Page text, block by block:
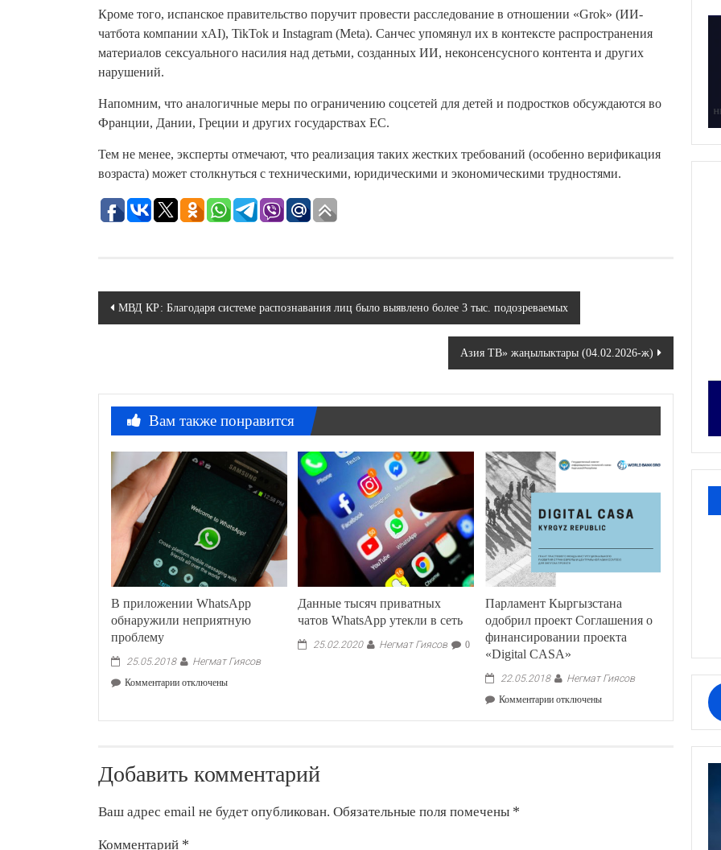
Кроме того, испанское правительство поручит провести расследование в отношении «Grok» (ИИ-
чатбота компании xAI), TikTok и Instagram (Meta). Санчес упомянул их в контексте распространения
материалов сексуального насилия над детьми, созданных ИИ, неконсенсусного контента и других
нарушений.
Напомним, что аналогичные меры по ограничению соцсетей для детей и подростков обсуждаются во
Франции, Дании, Греции и других государствах ЕС.
Тем не менее, эксперты отмечают, что реализация таких жестких требований (особенно верификация
возраста) может столкнуться с техническими, юридическими и экономическими трудностями.
Навигация
МВД КР: Благодаря системе распознавания лиц было выявлено более 3 тыс. подозреваемых
Азия ТВ» жаңылыктары (04.02.2026-ж)
Вам также понравится
В приложении WhatsApp
обнаружили неприятную
проблему
25.05.2018 Негмат Гиясов
Комментариик
приложении
проблему
отключены
Данные тысяч приватных
чатов WhatsApp утекли в сеть
25.02.2020 Негмат Гиясов 0
Парламент Кыргызстана
одобрил проект Соглашения о
финансировании проекта
«Digital CASA»
22.05.2018 Негмат Гиясов
Комментариикотключены
Добавить комментарий
Ваш адрес email не будет опубликован. Обязательные поля помечены *
Комментарий *